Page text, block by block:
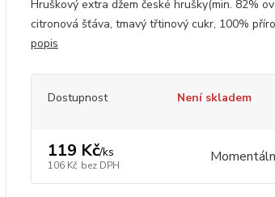
Hruškový extra džem české hrušky(min. 82%
citronová šťáva, tmavý třtinový cukr, 100%
popis
Dostupnost Není skladem
119 Kč/ks
106 Kč bez DPH